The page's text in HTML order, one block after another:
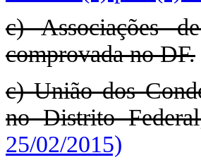
c) Associações
comprovada no DF.
c) União dos
no Distrito
25/02/2015)